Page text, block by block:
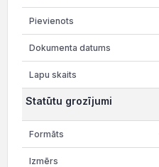
Statūtu grozījumi